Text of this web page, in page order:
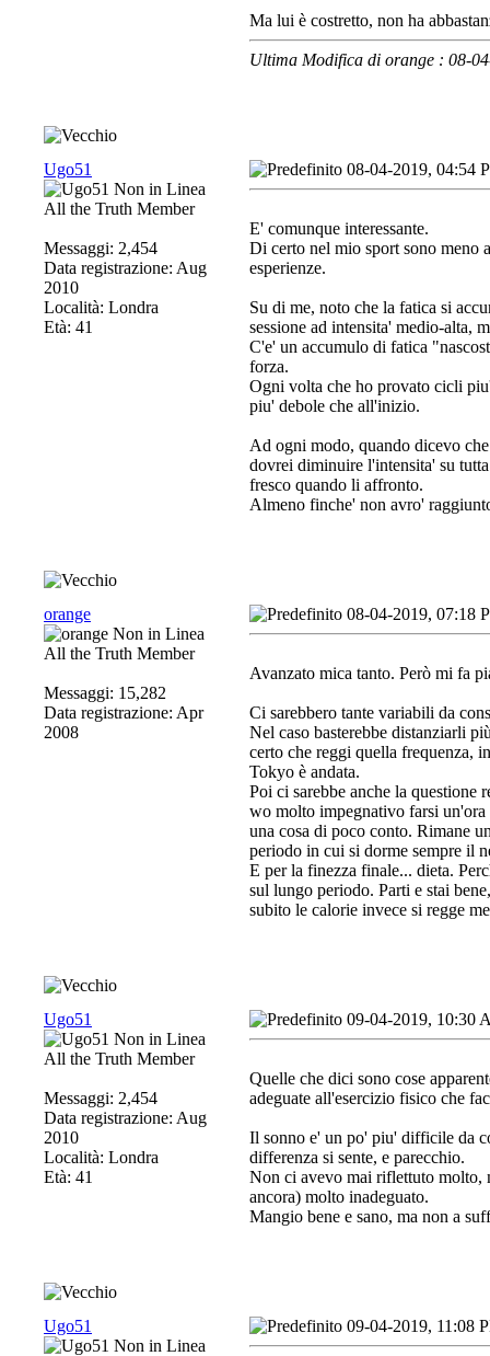
Ma lui è costretto, non ha
Ultima Modifica di orange : 08-
Ugo51
All the Truth Member
Messaggi: 2,454
Data registrazione: Aug
2010
Località: Londra
Età: 41
08-04-2019, 04:54
E' comunque interessante.
Di certo nel mio sport sono meno
esperienze.
Su di me, noto che la fatica si
sessione ad intensita' medio-alta,
C'e' un accumulo di fatica
forza.
Ogni volta che ho provato cicli
piu' debole che all'inizio.
Ad ogni modo, quando dicevo
dovrei diminuire l'intensita' su
fresco quando li affronto.
Almeno finche' non avro'
orange
All the Truth Member
Messaggi: 15,282
Data registrazione: Apr
2008
08-04-2019, 07:18
Avanzato mica tanto. Però mi fa
Ci sarebbero tante variabili da
Nel caso basterebbe distanziarli
certo che reggi quella frequenza,
Tokyo è andata.
Poi ci sarebbe anche la
wo molto impegnativo farsi un'ora
una cosa di poco conto. Rimane
periodo in cui si dorme sempre il
E per la finezza finale... dieta.
sul lungo periodo. Parti e stai
subito le calorie invece si regge
Ugo51
All the Truth Member
Messaggi: 2,454
Data registrazione: Aug
2010
Località: Londra
Età: 41
09-04-2019, 10:30
Quelle che dici sono cose
adeguate all'esercizio fisico che
Il sonno e' un po' piu' difficile da
differenza si sente, e parecchio.
Non ci avevo mai riflettuto molto,
ancora) molto inadeguato.
Mangio bene e sano, ma non a
Ugo51 09-04-2019, 11:08